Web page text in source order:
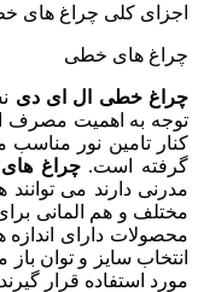
اجزای کلی چراغ های
چراغ های خطی
چراغ خطی ال ای دی
توجه به اهمیت مصرف
کنار تامین نور مناسب
گرفته است.چراغ
مدرنی دارند می
مختلف و هم المانی
محصولات دارای
انتخاب سایز و توان
مورد استفاده قرار